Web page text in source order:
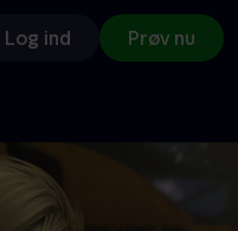
Log ind Prøv nu